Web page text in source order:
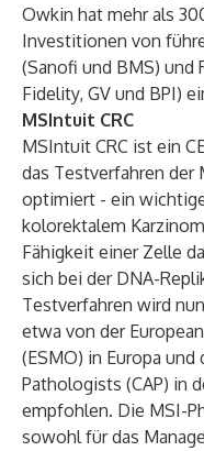
Owkin hat mehr als
Investitionen von
(Sanofi und BMS) und
Fidelity, GV und BPI)
MSIntuit CRC
MSIntuit CRC ist ein
das Testverfahren
optimiert - ein
kolorektalem
Fähigkeit einer Zelle
sich bei der DNA-
Testverfahren wird
etwa von der
(ESMO) in Europa
Pathologists (CAP) in
empfohlen. Die MSI-
sowohl für das